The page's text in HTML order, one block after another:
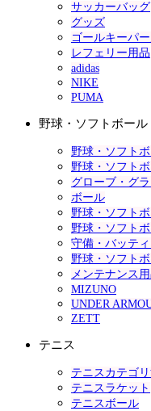
サッカーバッグ
グッズ
ゴールキーパ
レフェリー用品
adidas
NIKE
PUMA
野球・ソフトボール
野球・ソフト
野球・ソフト
グローブ・グ
ボール
野球・ソフト
野球・ソフト
守備・バッテ
野球・ソフト
メンテナンス
MIZUNO
UNDER
ZETT
テニス
テニスカテゴ
テニスラケット
テニスボール